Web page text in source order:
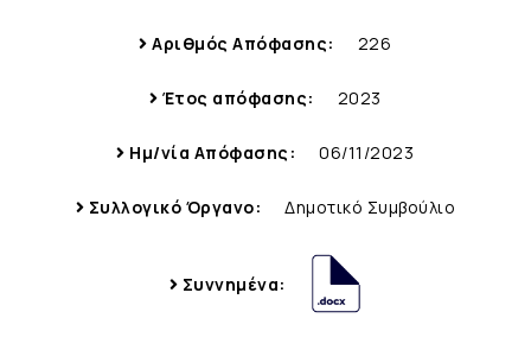
Αριθμός Απόφασης: 226
Έτος απόφασης: 2023
Ημ/νία Απόφασης: 06/11/2023
Συλλογικό Όργανο: Δημοτικό Συμβούλιο
Συννημένα: